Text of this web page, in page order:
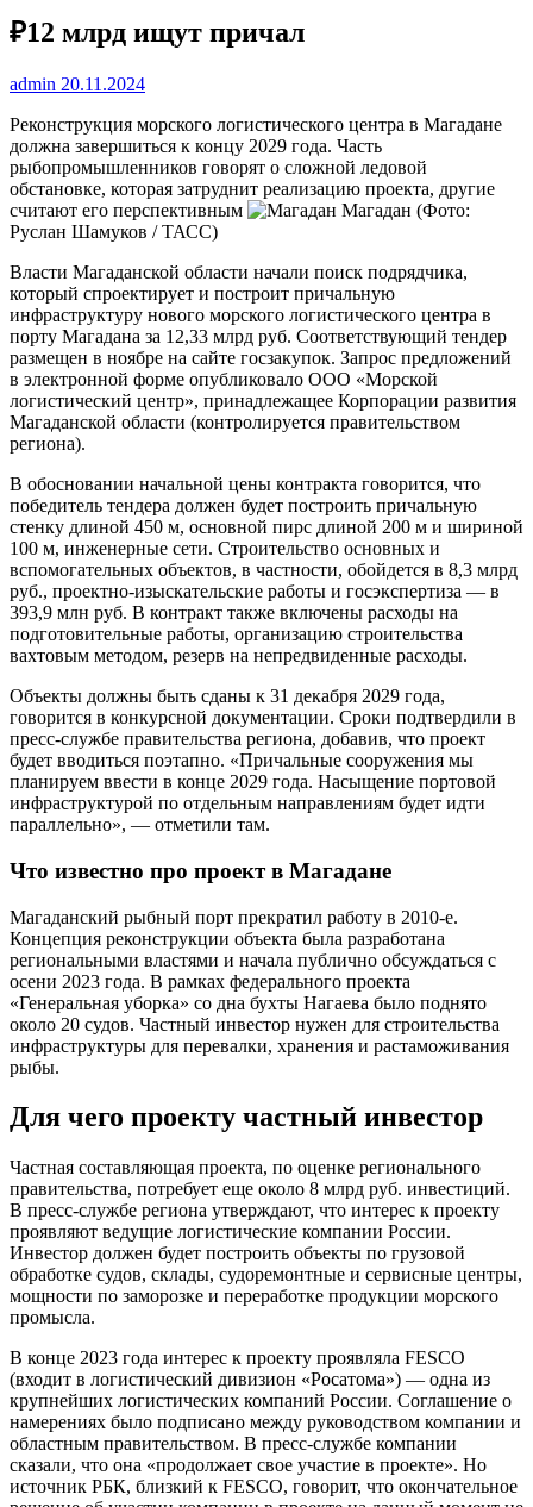
₽12 млрд ищут причал
admin 20.11.2024
Реконструкция морского логистического центра в Магадане
должна завершиться к концу 2029 года. Часть
рыбопромышленников говорят о сложной ледовой
обстановке, которая затруднит реализацию проекта, другие
считают его перспективным
Магадан (Фото:
Руслан Шамуков / ТАСС)
Власти Магаданской области начали поиск подрядчика,
который спроектирует и построит причальную
инфраструктуру нового морского логистического центра в
порту Магадана за 12,33 млрд руб. Соответствующий тендер
размещен в ноябре на сайте госзакупок. Запрос предложений
в электронной форме опубликовало ООО «Морской
логистический центр», принадлежащее Корпорации развития
Магаданской области (контролируется правительством
региона).
В обосновании начальной цены контракта говорится, что
победитель тендера должен будет построить причальную
стенку длиной 450 м, основной пирс длиной 200 м и шириной
100 м, инженерные сети. Строительство основных и
вспомогательных объектов, в частности, обойдется в 8,3 млрд
руб., проектно-изыскательские работы и госэкспертиза — в
393,9 млн руб. В контракт также включены расходы на
подготовительные работы, организацию строительства
вахтовым методом, резерв на непредвиденные расходы.
Объекты должны быть сданы к 31 декабря 2029 года,
говорится в конкурсной документации. Сроки подтвердили в
пресс-службе правительства региона, добавив, что проект
будет вводиться поэтапно. «Причальные сооружения мы
планируем ввести в конце 2029 года. Насыщение портовой
инфраструктурой по отдельным направлениям будет идти
параллельно», — отметили там.
Что известно про проект в Магадане
Магаданский рыбный порт прекратил работу в 2010-е.
Концепция реконструкции объекта была разработана
региональными властями и начала публично обсуждаться с
осени 2023 года. В рамках федерального проекта
«Генеральная уборка» со дна бухты Нагаева было поднято
около 20 судов. Частный инвестор нужен для строительства
инфраструктуры для перевалки, хранения и растаможивания
рыбы.
Для чего проекту частный инвестор
Частная составляющая проекта, по оценке регионального
правительства, потребует еще около 8 млрд руб. инвестиций.
В пресс-службе региона утверждают, что интерес к проекту
проявляют ведущие логистические компании России.
Инвестор должен будет построить объекты по грузовой
обработке судов, склады, судоремонтные и сервисные центры,
мощности по заморозке и переработке продукции морского
промысла.
В конце 2023 года интерес к проекту проявляла FESCO
(входит в логистический дивизион «Росатома») — одна из
крупнейших логистических компаний России. Соглашение о
намерениях было подписано между руководством компании и
областным правительством. В пресс-службе компании
сказали, что она «продолжает свое участие в проекте». Но
источник РБК, близкий к FESCO, говорит, что окончательное